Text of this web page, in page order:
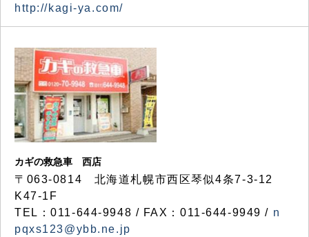
http://kagi-ya.com/
カギの救急車 西店
〒063-0814 北海道札幌市西区琴似4条7-3-12
K47-1F
TEL：011-644-9948 / FAX：011-644-9949 / n
pqxs123@ybb.ne.jp